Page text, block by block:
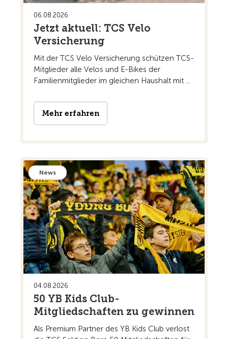
06.08.2026
Jetzt aktuell: TCS Velo
Versicherung
Mit der TCS Velo Versicherung schützen TCS-
Mitglieder alle Velos und E-Bikes der
Familienmitglieder im gleichen Haushalt mit ...
Mehr erfahren
News
04.08.2026
50 YB Kids Club-
Mitgliedschaften zu gewinnen
Als Premium Partner des YB Kids Club verlost